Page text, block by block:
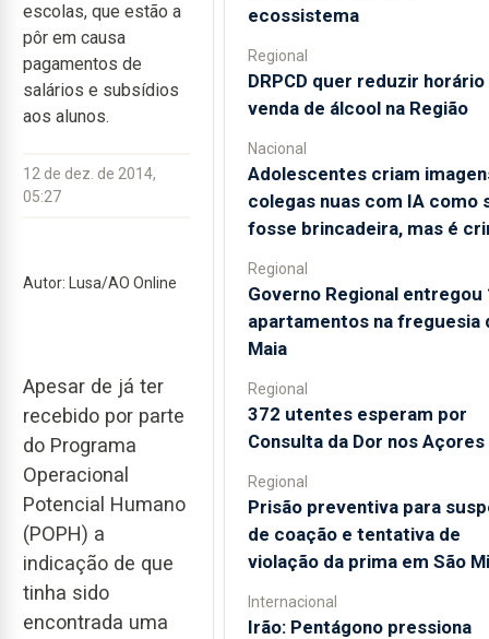
escolas, que estão a
pôr em causa
pagamentos de
salários e subsídios
aos alunos.
12 de dez. de 2014,
05:27
Autor: Lusa/AO Online
Apesar de já ter
recebido por parte
do Programa
Operacional
Potencial Humano
(POPH) a
indicação de que
tinha sido
encontrada uma
ecossistema
Regional
DRPCD quer reduzir horário
venda de álcool na Região
Nacional
Adolescentes criam
colegas nuas com IA como
fosse brincadeira, mas é
Regional
Governo Regional entregou
apartamentos na freguesia
Maia
Regional
372 utentes esperam por
Consulta da Dor nos Açores
Regional
Prisão preventiva para
de coação e tentativa de
violação da prima em São
Internacional
Irão: Pentágono pressiona